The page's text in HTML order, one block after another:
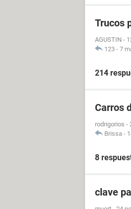
Trucos
AGUSTIN -
123 - 7
214
Carros
rodrigorios -
Brissa -
8
clave